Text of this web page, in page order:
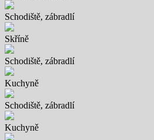
Schodiště, zábradlí
Skříně
Schodiště, zábradlí
Kuchyně
Schodiště, zábradlí
Kuchyně